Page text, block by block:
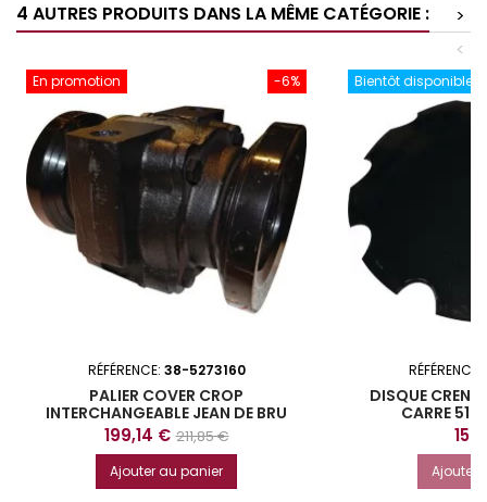
4 AUTRES PRODUITS DANS LA MÊME CATÉGORIE :
>
<
-6%
En promotion
RÉFÉRENCE: 38-5273160
PALIER COVER CROP
INTERCHANGEABLE JEAN DE BRU
Prix
199,14 € Prix
de
base
211,85 €
Ajouter au panier
Bientôt disponible
RÉFÉRENCE:
DISQUE
CARRE 51
Prix
Ajouter